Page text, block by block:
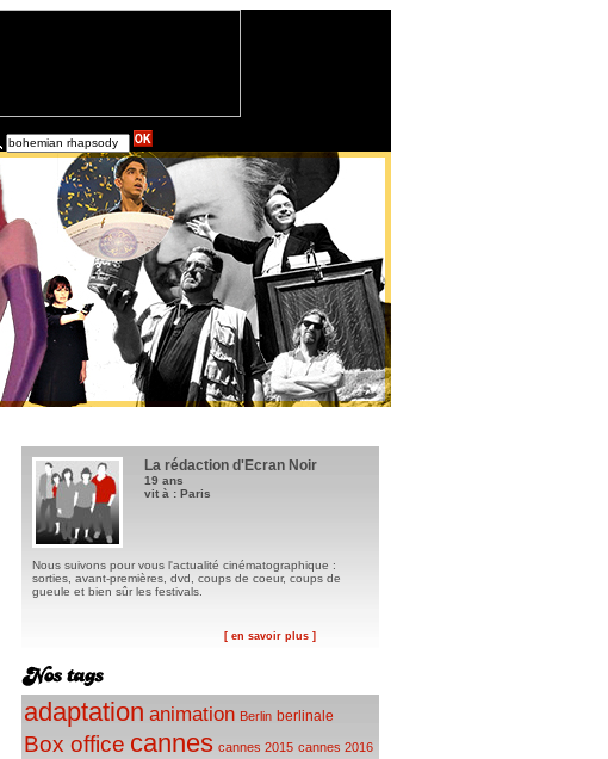
La rédaction d'Ecran Noir
19 ans
vit à : Paris
Nous suivons pour vous l'actualité cinématographique :
sorties, avant-premières, dvd, coups de coeur, coups de
gueule et bien sûr les festivals.
[ en savoir plus ]
adaptation animation Berlin berlinale
Box office cannes cannes 2015 cannes 2016